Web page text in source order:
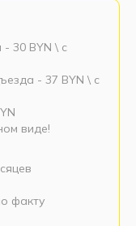
30 BYN \ c
- 37 BYN \ c
виде!
факту